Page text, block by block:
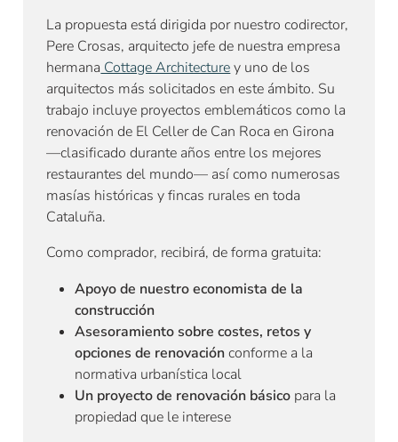
La propuesta está dirigida por nuestro codirector,
Pere Crosas, arquitecto jefe de nuestra empresa
hermana Cottage Architecturey uno de los
arquitectos más solicitados en este ámbito. Su
trabajo incluye proyectos emblemáticos como la
renovación de El Celler de Can Roca en Girona
—clasificado durante años entre los mejores
restaurantes del mundo— así como numerosas
masías históricas y fincas rurales en toda
Cataluña.
Como comprador, recibirá, de forma gratuita:
Apoyo de nuestro economista de la
construcción
Asesoramiento sobre costes, retos y
opciones de renovaciónconforme a la
normativa urbanística local
Un proyecto de renovación básico para la
propiedad que le interese